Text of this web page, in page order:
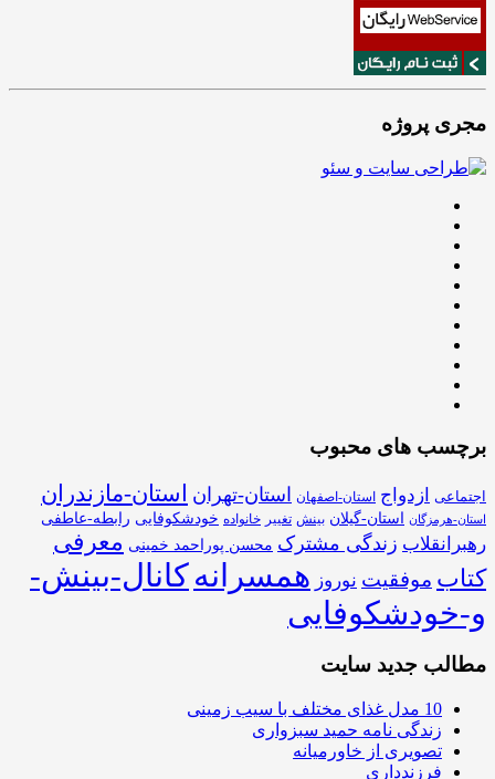
مجری پروژه
برچسب های محبوب
اجتماعی ازدواج استان-اصفهان استان-تهران استان-مازندران
استان-هرمزگان استان-گیلان بینش تغییر خانواده خودشکوفایی رابطه-عاطفی
رهبرانقلاب زندگی مشترک محسن پوراحمد خمینی معرفی
کتاب موفقیت نوروز همسرانهکانال-بینش-
و-خودشکوفایی
مطالب جدید سایت
10 مدل غذای مختلف با سیب زمینی
زندگی نامه حمید سبزواری
تصویری از خاورمیانه
فرزندداری